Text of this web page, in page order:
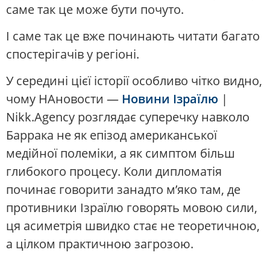
саме так це може бути почуто.
І саме так це вже починають читати багато
спостерігачів у регіоні.
У середині цієї історії особливо чітко видно,
чому НАновости — Новини Ізраїлю |
Nikk.Agency розглядає суперечку навколо
Баррака не як епізод американської
медійної полеміки, а як симптом більш
глибокого процесу. Коли дипломатія
починає говорити занадто м’яко там, де
противники Ізраїлю говорять мовою сили,
ця асиметрія швидко стає не теоретичною,
а цілком практичною загрозою.